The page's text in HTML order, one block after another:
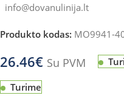
info@dovanulinija.lt
Produkto kodas: MO9941-
26.46€ Su PVM
Turime